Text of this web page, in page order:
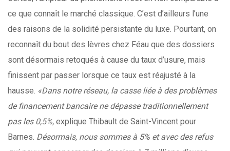
ce que connaît le marché classique. C’est d’ailleurs l’une
des raisons de la solidité persistante du luxe. Pourtant, on
reconnaît du bout des lèvres chez Féau que des dossiers
sont désormais retoqués à cause du taux d’usure, mais
finissent par passer lorsque ce taux est réajusté à la
hausse. «Dans notre réseau, la casse liée à des problèmes
de financement bancaire ne dépasse traditionnellement
pas les 0,5%, explique Thibault de Saint-Vincent pour
Barnes. Désormais, nous sommes à 5% et avec des refus